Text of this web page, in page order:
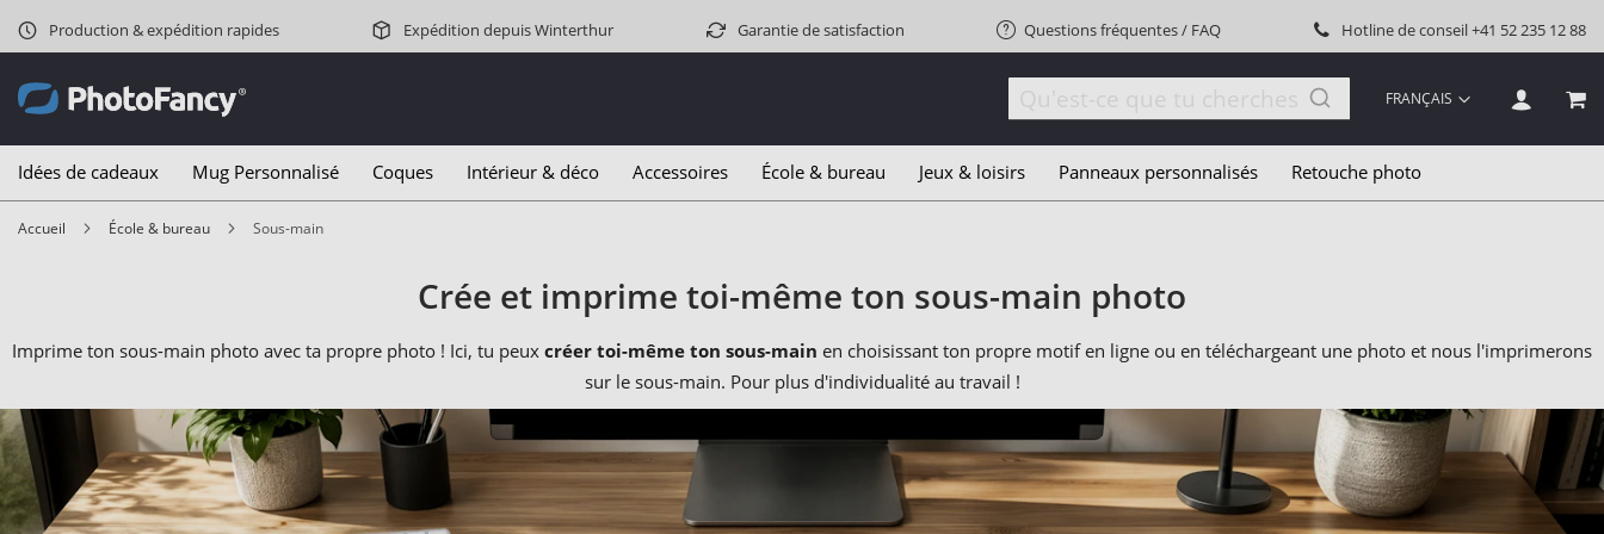
Production & expédition rapides Expédition depuis Winterthur Garantie de satisfaction Questions fréquentes / FAQ Hotline de conseil+41 52 235 12 88
LANGUE
FRANÇAIS
Idées de cadeaux Mug Personnalisé Coques Intérieur & déco Accessoires École & bureau Jeux & loisirs Panneaux personnalisés Retouche photo
Accueil École & bureau Sous-main
Crée et imprime toi-même ton sous-main photo
Imprime ton sous-main photo avec ta propre photo ! Ici, tu peux créer toi-même ton sous-main en choisissant ton propre motif en ligne ou en téléchargeant une photo et nous l'imprimerons
sur le sous-main. Pour plus d'individualité au travail !